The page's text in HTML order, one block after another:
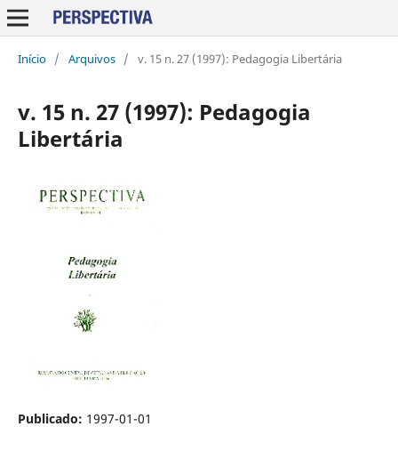
Início / Arquivos / v. 15 n. 27 (1997): Pedagogia Libertária
v. 15 n. 27 (1997): Pedagogia
Libertária
Publicado: 1997-01-01